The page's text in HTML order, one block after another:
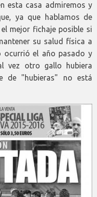
esta casa admiremos y
ya que hablamos de
mejor fichaje posible si
su salud física a
ocurrió el año pasado y
vez otro gallo hubiera
de "hubieras" no está